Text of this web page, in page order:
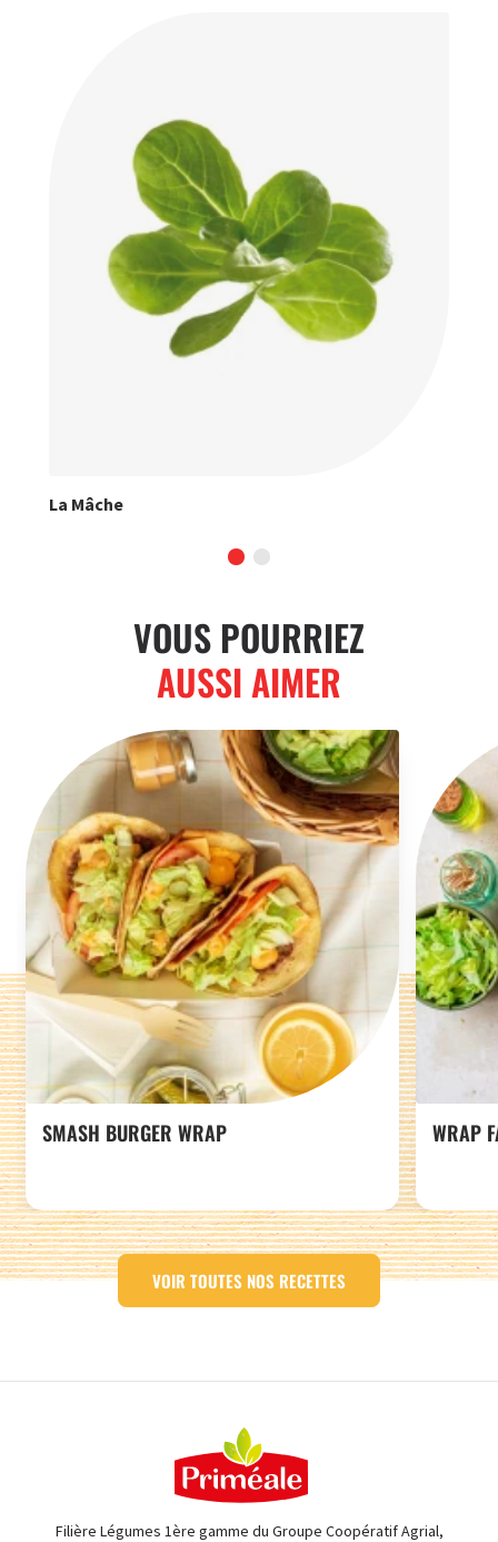
La Mâche
VOUS POURRIEZ
AUSSI AIMER
SMASH BURGER WRAP WRAP
VOIR TOUTES NOS RECETTES
Filière Légumes 1ère gamme du Groupe Coopératif Agrial,